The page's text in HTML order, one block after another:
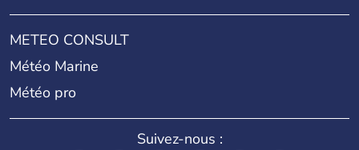
METEO CONSULT
Météo Marine
Météo pro
Suivez-nous :